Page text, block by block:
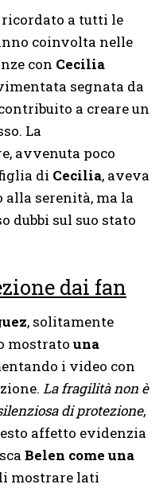
ricordato a tutti le
coinvolta nelle
con Cecilia
segnata da
a creare un
La
avvenuta poco
di Cecilia, aveva
serenità, ma la
dubbi sul suo stato
dai fan
, solitamente
mostrato una
i video con
La fragilità non è
di protezione,
affetto evidenzia
Belen come una
mostrare lati